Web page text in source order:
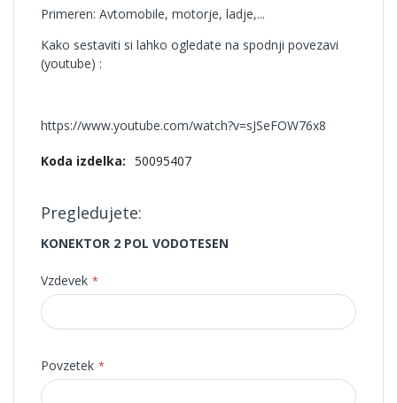
Primeren: Avtomobile, motorje, ladje,...
Kako sestaviti si lahko ogledate na spodnji povezavi
(youtube) :
https://www.youtube.com/watch?v=sJSeFOW76x8
Več
50095407
Pregledujete:
KONEKTOR 2 POL VODOTESEN
Vzdevek
Povzetek